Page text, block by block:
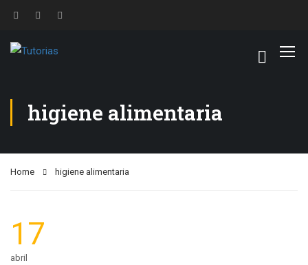
higiene alimentaria
Home higiene alimentaria
17
abril